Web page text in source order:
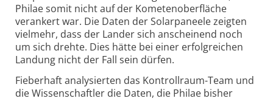
Philae somit nicht auf der Kometenoberfläche
verankert war. Die Daten der Solarpaneele zeigten
vielmehr, dass der Lander sich anscheinend noch
um sich drehte. Dies hätte bei einer erfolgreichen
Landung nicht der Fall sein dürfen.
Fieberhaft analysierten das Kontrollraum-Team und
die Wissenschaftler die Daten, die Philae bisher